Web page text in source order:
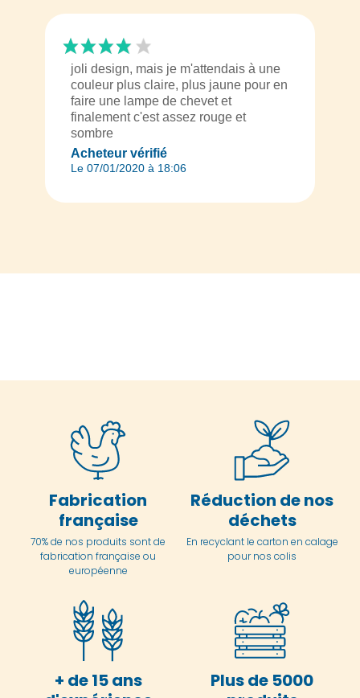
Acheteur vérifié
Le 07/01/2020 à 18:06
joli design, mais je m'attendais à une
couleur plus claire, plus jaune pour en
faire une lampe de chevet et
finalement c'est assez rouge et
sombre
Fabrication
française
70% de nos produits sont de
fabrication française ou
européenne
Réduction de nos
déchets
En recyclant le carton en calage
pour nos colis
+ de 15 ans
Plus de 5000